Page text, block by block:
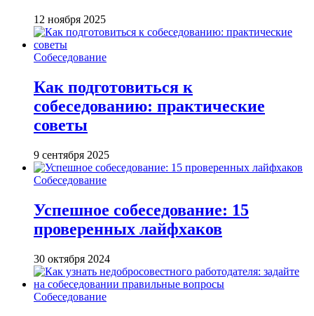
12 ноября 2025
Собеседование
Как подготовиться к
собеседованию: практические
советы
9 сентября 2025
Собеседование
Успешное собеседование: 15
проверенных лайфхаков
30 октября 2024
Собеседование